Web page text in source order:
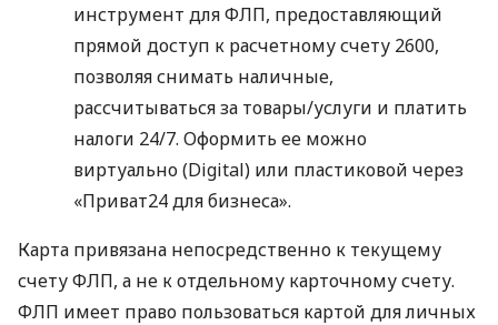
инструмент для ФЛП, предоставляющий
прямой доступ к расчетному счету 2600,
позволяя снимать наличные,
рассчитываться за товары/услуги и платить
налоги 24/7. Оформить ее можно
виртуально (Digital) или пластиковой через
«Приват24 для бизнеса».
Карта привязана непосредственно к текущему
счету ФЛП, а не к отдельному карточному счету.
ФЛП имеет право пользоваться картой для личных